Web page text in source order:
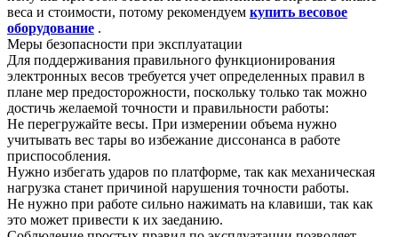
веса и стоимости, потому рекомендуем купить весовое
оборудование .
Меры безопасности при эксплуатации
Для поддерживания правильного функционирования
электронных весов требуется учет определенных правил в
плане мер предосторожности, поскольку только так можно
достичь желаемой точности и правильности работы:
Не перегружайте весы. При измерении объема нужно
учитывать вес тары во избежание диссонанса в работе
приспособления.
Нужно избегать ударов по платформе, так как механическая
нагрузка станет причиной нарушения точности работы.
Не нужно при работе сильно нажимать на клавиши, так как
это может привести к их заеданию.